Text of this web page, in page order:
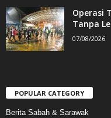
Operasi
Tanpa
07/08/2026
POPULAR CATEGORY
Berita Sabah & Sarawak